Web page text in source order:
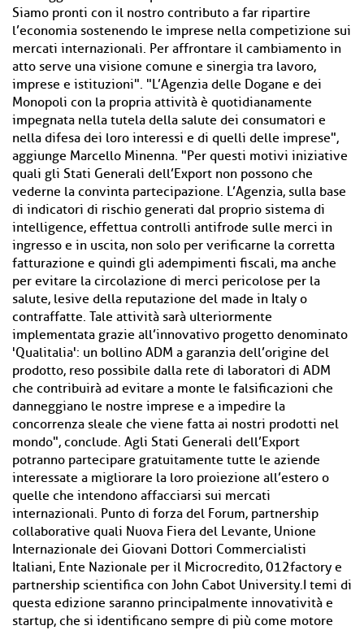
Siamo pronti con il nostro contributo a far ripartire
l’economia sostenendo le imprese nella competizione sui
mercati internazionali. Per affrontare il cambiamento in
atto serve una visione comune e sinergia tra lavoro,
imprese e istituzioni". "L’Agenzia delle Dogane e dei
Monopoli con la propria attività è quotidianamente
impegnata nella tutela della salute dei consumatori e
nella difesa dei loro interessi e di quelli delle imprese",
aggiunge Marcello Minenna. "Per questi motivi iniziative
quali gli Stati Generali dell’Export non possono che
vederne la convinta partecipazione. L’Agenzia, sulla base
di indicatori di rischio generati dal proprio sistema di
intelligence, effettua controlli antifrode sulle merci in
ingresso e in uscita, non solo per verificarne la corretta
fatturazione e quindi gli adempimenti fiscali, ma anche
per evitare la circolazione di merci pericolose per la
salute, lesive della reputazione del made in Italy o
contraffatte. Tale attività sarà ulteriormente
implementata grazie all’innovativo progetto denominato
'Qualitalia': un bollino ADM a garanzia dell’origine del
prodotto, reso possibile dalla rete di laboratori di ADM
che contribuirà ad evitare a monte le falsificazioni che
danneggiano le nostre imprese e a impedire la
concorrenza sleale che viene fatta ai nostri prodotti nel
mondo", conclude. Agli Stati Generali dell’Export
potranno partecipare gratuitamente tutte le aziende
interessate a migliorare la loro proiezione all’estero o
quelle che intendono affacciarsi sui mercati
internazionali. Punto di forza del Forum, partnership
collaborative quali Nuova Fiera del Levante, Unione
Internazionale dei Giovani Dottori Commercialisti
Italiani, Ente Nazionale per il Microcredito, 012factory e
partnership scientifica con John Cabot University.I temi di
questa edizione saranno principalmente innovatività e
startup, che si identificano sempre di più come motore